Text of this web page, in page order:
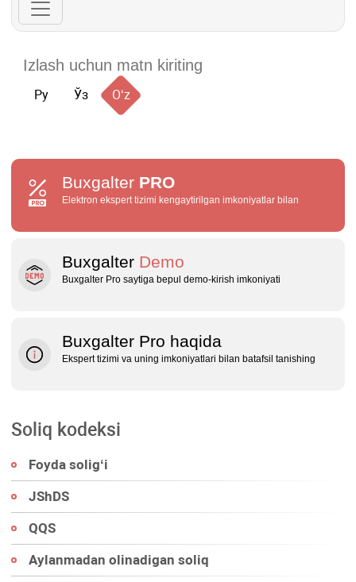
Ру Ўз Oʻz
Buxgalter PRO
Elektron ekspert tizimi kengaytirilgan imkoniyatlar bilan
Buxgalter Demo
Buxgalter Pro saytiga bepul demo‑kirish imkoniyati
Buxgalter Pro haqida
Ekspert tizimi va uning imkoniyatlari bilan batafsil tanishing
Soliq kodeksi
Foyda soligʻi
JShDS
QQS
Aylanmadan olinadigan soliq